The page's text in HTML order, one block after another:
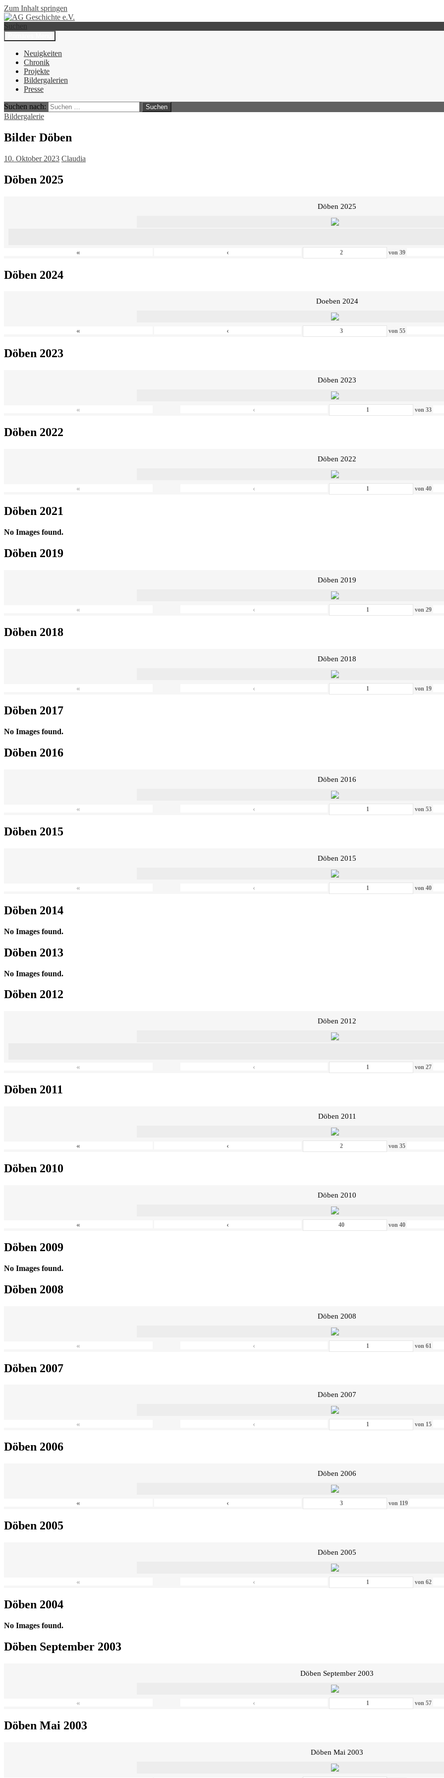
Zum Inhalt springen
AG Geschichte e.V.
Suchen
Neuigkeiten
Chronik
Projekte
Bildergalerien
Presse
Suchen nach:
Bildergalerie
Bilder Döben
10. Oktober 2023 Claudia
Döben 2025
Döben 2025
« ‹ von39
Döben 2024
Doeben 2024
« ‹ von55
Döben 2023
Döben 2023
« ‹ von33
Döben 2022
Döben 2022
« ‹ von40
Döben 2021
No Images found.
Döben 2019
Döben 2019
« ‹ von29
Döben 2018
Döben 2018
« ‹ von 19
Döben 2017
No Images found.
Döben 2016
Döben 2016
« ‹ von53
Döben 2015
Döben 2015
« ‹ von40
Döben 2014
No Images found.
Döben 2013
No Images found.
Döben 2012
Döben 2012
« ‹ von27
Döben 2011
Döben 2011
« ‹ von35
Döben 2010
Döben 2010
« ‹ von40
Döben 2009
No Images found.
Döben 2008
Döben 2008
« ‹ von61
Döben 2007
Döben 2007
« ‹ von 15
Döben 2006
Döben 2006
« ‹ von 119
Döben 2005
Döben 2005
« ‹ von62
Döben 2004
No Images found.
Döben September 2003
Döben September 2003
« ‹ von57
Döben Mai 2003
Döben Mai 2003